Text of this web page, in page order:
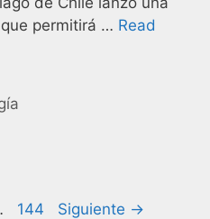
permitirá … Read
144 Siguiente →